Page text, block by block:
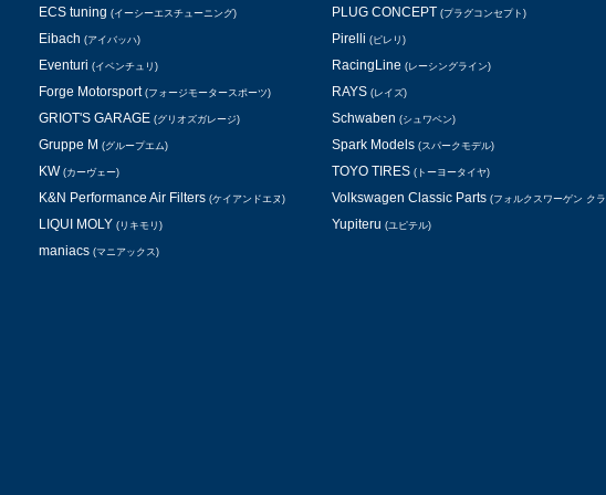
ECS tuning (イーシーエスチューニング)
Eibach (アイバッハ)
Eventuri (イベンチュリ)
Forge Motorsport (フォージモータースポーツ)
GRIOT'S GARAGE (グリオズガレージ)
Gruppe M (グループエム)
KW (カーヴェー)
K&N Performance Air Filters (ケイアンドエヌ)
LIQUI MOLY (リキモリ)
maniacs (マニアックス)
PLUG CONCEPT (プラグコンセプト)
Pirelli (ピレリ)
RacingLine (レーシングライン)
RAYS (レイズ)
Schwaben (シュワベン)
Spark Models (スパークモデル)
TOYO TIRES (トーヨータイヤ)
Volkswagen Classic Parts (フォルクスワーゲン ク
Yupiteru (ユピテル)